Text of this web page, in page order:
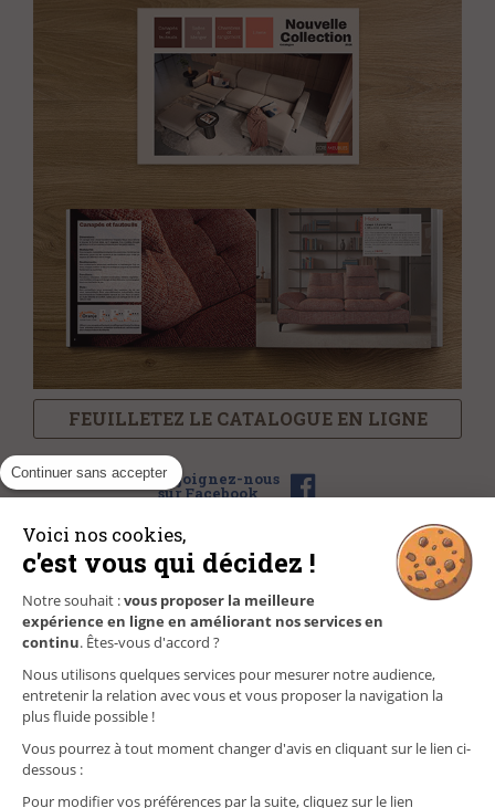
Continuer sans accepter
Voici nos cookies,
c'est vous qui décidez !
Notre souhait :vous proposer la meilleure
expérience en ligne en améliorant nos services en
continu. Êtes-vous d'accord ?
Nous utilisons quelques services pour mesurer notre audience,
entretenir la relation avec vous et vous proposer la navigation la
plus fluide possible !
Vous pourrez à tout moment changer d'avis en cliquant sur le lien ci-
dessous :
Pour modifier vos préférences par la suite, cliquez sur le lien
FEUILLETEZ LE CATALOGUE EN LIGNE
Rejoignez-nous
sur Facebook
NOS MAGASINS
FAQ/CONTACT
GÉREZ VOS INFORMATIONS PERSONNELLES